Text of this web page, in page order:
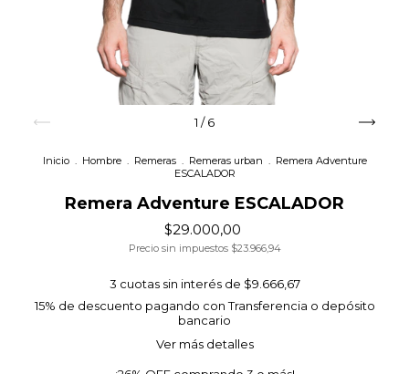
1 /6
Inicio . Hombre . Remeras . Remeras urban . Remera Adventure
ESCALADOR
Remera Adventure ESCALADOR
$29.000,00
Precio sin impuestos $23.966,94
3 cuotas sin interés de $9.666,67
15% de descuento pagando con Transferencia o depósito
bancario
Ver más detalles